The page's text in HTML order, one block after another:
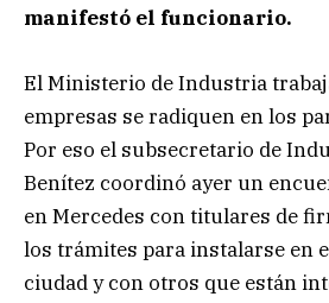
manifestó el funcionario.
El Ministerio de Industria
empresas se radiquen en los
Por eso el subsecretario de
Benítez coordinó ayer un
en Mercedes con titulares de
los trámites para instalarse en
ciudad y con otros que están